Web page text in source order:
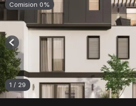
Comision 0%
1 / 29
Previous